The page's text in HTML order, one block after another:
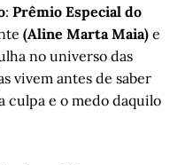
: Prêmio Especial do
(Aline Marta Maia) e
no universo das
vivem antes de saber
culpa e o medo daquilo